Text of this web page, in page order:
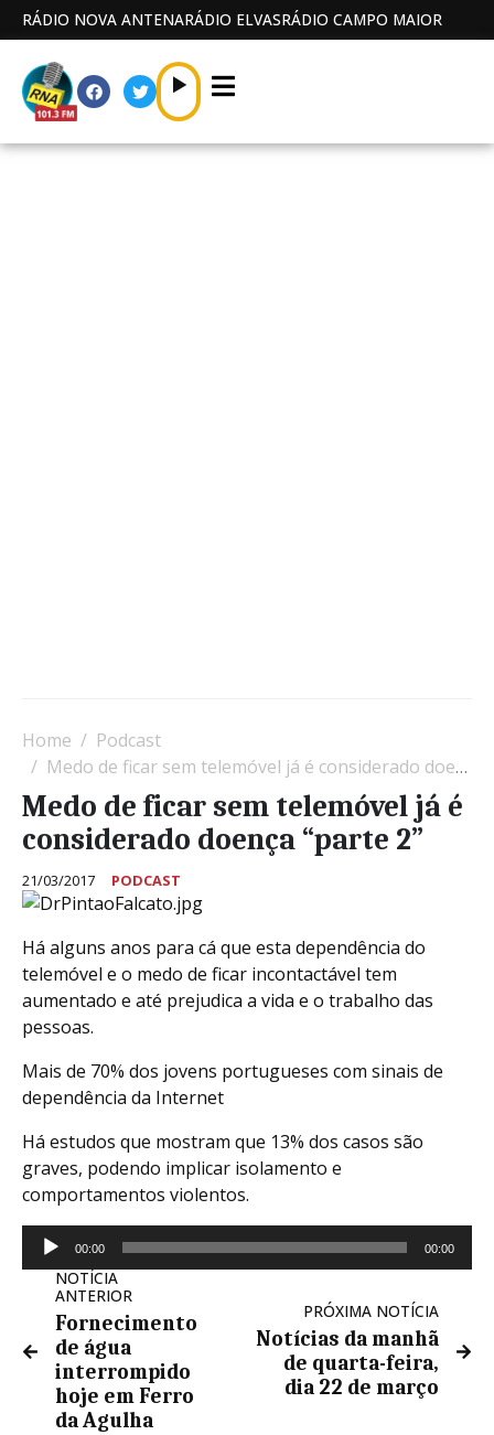
RÁDIO NOVA ANTENARÁDIO ELVASRÁDIO CAMPO MAIOR
Home
Podcast
Medo de ficar sem telemóvel já é considerado doença “parte 2”
Medo de ficar sem telemóvel já é
considerado doença “parte 2”
21/03/2017 PODCAST
Há alguns anos para cá que esta dependência do
telemóvel e o medo de ficar incontactável tem
aumentado e até prejudica a vida e o trabalho das
pessoas.
Mais de 70% dos jovens portugueses com sinais de
dependência da Internet
Há estudos que mostram que 13% dos casos são
graves, podendo implicar isolamento e
comportamentos violentos.
Reprodutor
de
áudio
00:00 00:00
NOTÍCIA
ANTERIOR
Fornecimento
de água
interrompido
hoje em Ferro
da Agulha
PRÓXIMA NOTÍCIA
Notícias da manhã
de quarta-feira,
dia 22 de março